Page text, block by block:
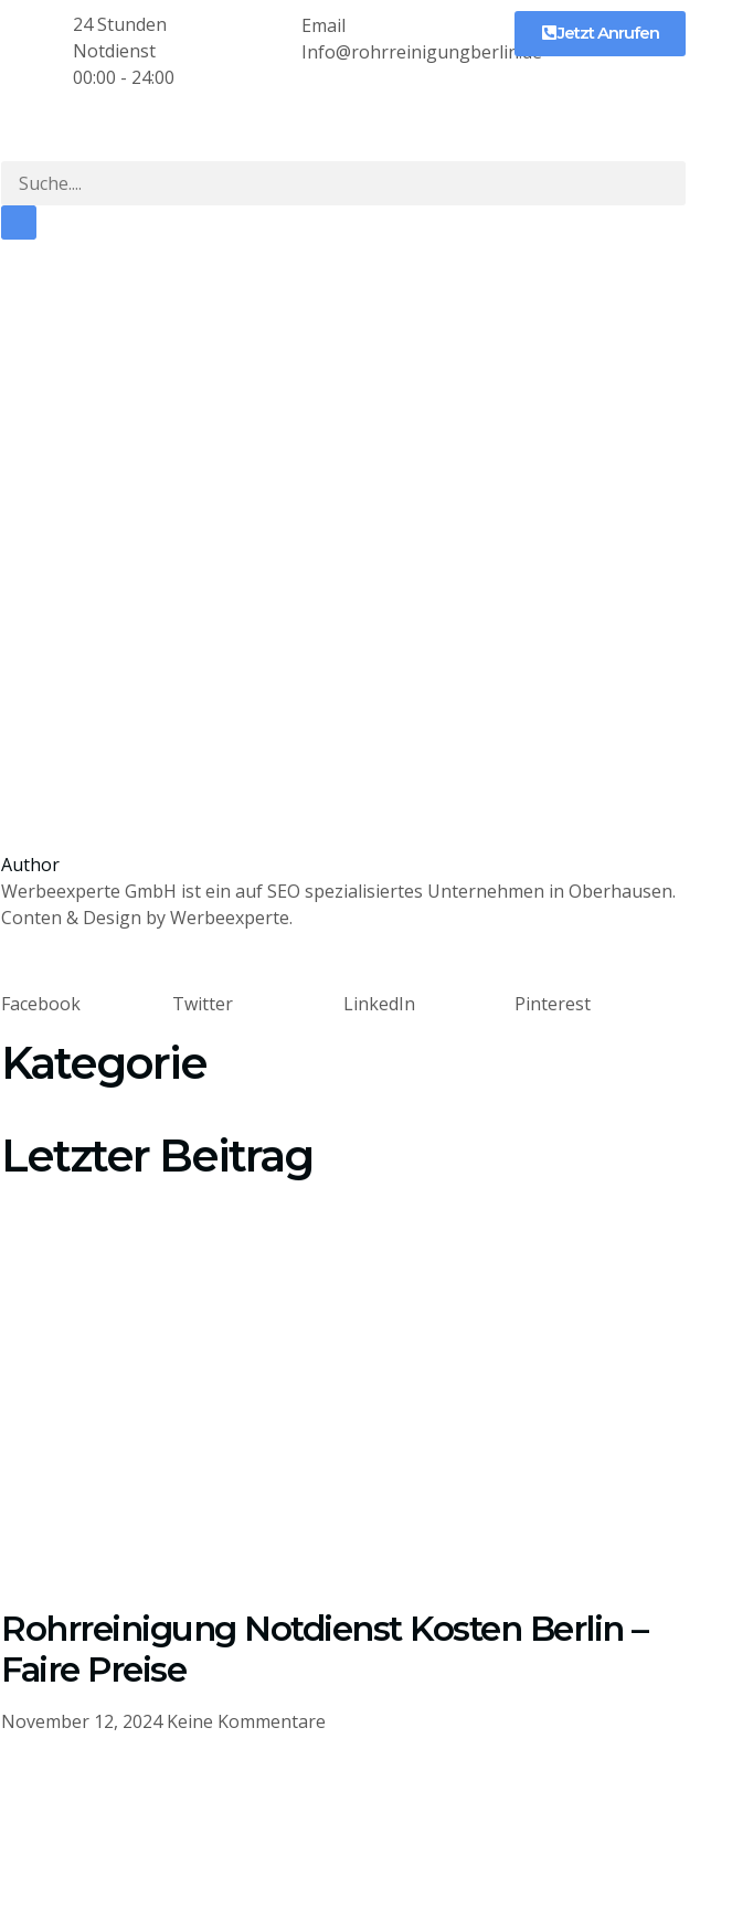
24 Stunden
Notdienst
00:00 - 24:00
Email
Info@rohrreinigungberlin.de
Jetzt Anrufen
Author
Werbeexperte GmbH ist ein auf SEO spezialisiertes Unternehmen in Oberhausen.
Conten & Design by Werbeexperte.
Facebook Twitter LinkedIn Pinterest
Kategorie
Letzter Beitrag
Rohrreinigung Notdienst Kosten Berlin –
Faire Preise
November 12, 2024Keine Kommentare